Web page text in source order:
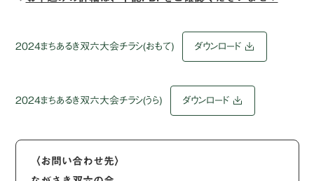
2024まちあるき双六大会チラシ(おもて) ダウンロード
2024まちあるき双六大会チラシ(うら) ダウンロード
〈お問い合わせ先〉